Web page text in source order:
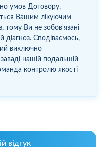
умов Договору.
Вашим лікуючим
тому Ви не зобов'язані
діагноз. Сподіваємось,
виключно
нашій подальшій
контролю якості
відгук